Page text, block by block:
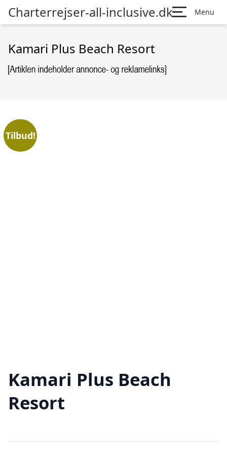
Charterrejser-all-inclusive.dk Menu
Kamari Plus Beach Resort
Tilbud!
Kamari Plus Beach
Resort